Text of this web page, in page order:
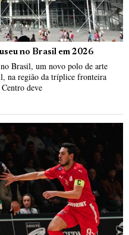
no Brasil em 2026
Brasil, um novo polo de arte
na região da tríplice fronteira
deve